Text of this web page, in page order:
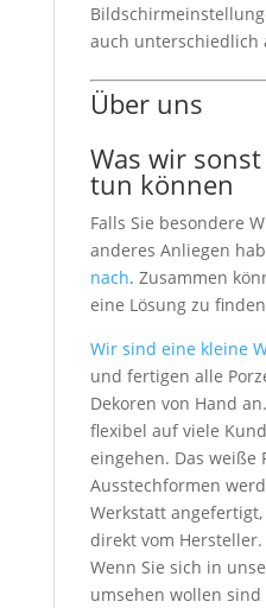
auch unterschiedlich
Über uns
Was wir
tun können
Falls Sie besondere
anderes Anliegen
nach. Zusammen
eine Lösung zu
Wir sind eine kleine
und fertigen alle
Dekoren von Hand
flexibel auf viele
eingehen. Das weiße
Ausstechformen
Werkstatt
direkt vom Hersteller.
Wenn Sie sich in
umsehen wollen sind